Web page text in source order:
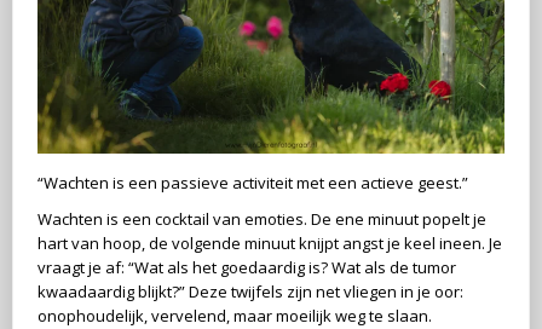
“Wachten is een passieve activiteit met een actieve geest.”
Wachten is een cocktail van emoties. De ene minuut popelt je
hart van hoop, de volgende minuut knijpt angst je keel ineen. Je
vraagt je af: “Wat als het goedaardig is? Wat als de tumor
kwaadaardig blijkt?” Deze twijfels zijn net vliegen in je oor:
onophoudelijk, vervelend, maar moeilijk weg te slaan.